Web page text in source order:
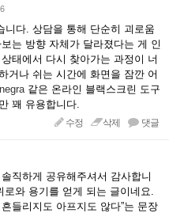
니다. 상담을 통해 단순히 괴로움
는 방향 자체가 달라졌다는 게 인
태에서 다시 찾아가는 과정이 너
거나 쉬는 시간에 화면을 잠깐 어
같은 온라인 블랙스크린 도구
꽤 유용합니다.
수정 삭제 댓글
직하게 공유해주셔서 감사합니
와 용기를 얻게 되는 글이네요.
들리지도 아프지도 않다”는 문장